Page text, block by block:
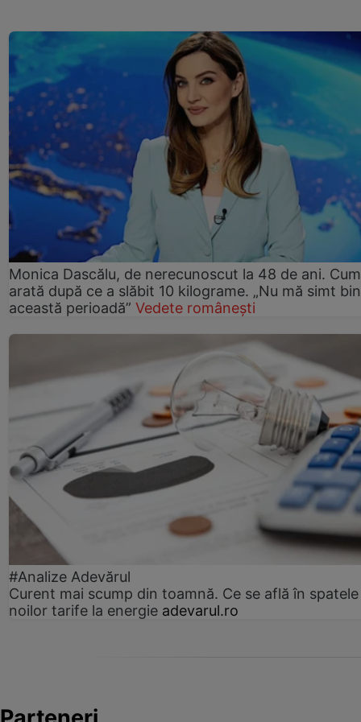
Monica Dascălu, de nerecunoscut la 48 de ani. Cum
arată după ce a slăbit 10 kilograme. „Nu mă simt
această perioadă” Vedete românești
#Analize Adevărul
Curent mai scump din toamnă. Ce se află în spatele
noilor tarife la energie adevarul.ro